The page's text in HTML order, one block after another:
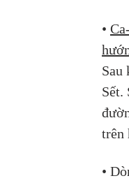
•
Sau
Sết.
trên
•